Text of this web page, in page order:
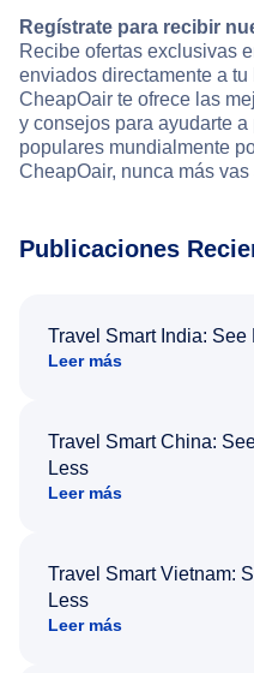
Regístrate para recibir
Recibe ofertas exclusivas
enviados directamente a
CheapOair te ofrece las
y consejos para ayudarte
populares mundialmente
CheapOair, nunca más
Publicaciones
Travel Smart India:
Leer más
Travel Smart China:
Less
Leer más
Travel Smart Vietnam:
Less
Leer más